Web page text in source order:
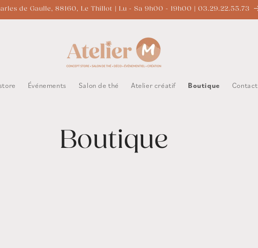
de Gaulle, 88160, Le Thillot | Lu - Sa 9h00 - 19h00 | 03.29.22.55.73
Événements Salon de thé Atelier créatif Boutique Contact
Boutique